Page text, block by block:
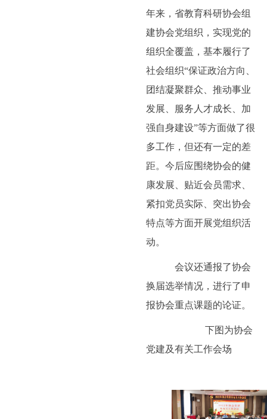
年来，省教育科研协会组
建协会党组织，实现党的
组织全覆盖，基本履行了
社会组织“保证政治方向、
团结凝聚群众、推动事业
发展、服务人才成长、加
强自身建设”等方面做了很
多工作，但还有一定的差
距。今后应围绕协会的健
康发展、贴近会员需求、
紧扣党员实际、突出协会
特点等方面开展党组织活
动。
会议还通报了协会
换届选举情况，进行了申
报协会重点课题的论证。
下图为协会
党建及有关工作会场